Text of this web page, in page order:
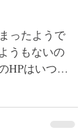
ったようで
うもないの
HPはいつど